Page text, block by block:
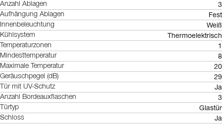
Anzahl Ablagen 3
Aufhängung Ablagen Fest
Innenbeleuchtung Weiß
Kühlsystem Thermoelektrisch
Temperaturzonen 1
Mindesttemperatur 8
Maximale Temperatur 20
Geräuschpegel (dB) 29
Tür mit UV-Schutz Ja
Anzahl Bordeauxflaschen 3
Türtyp Glastür
Schloss Ja